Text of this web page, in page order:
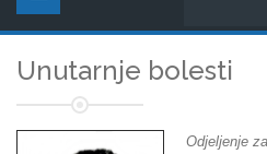
Unutarnje bolesti
Odjeljenje